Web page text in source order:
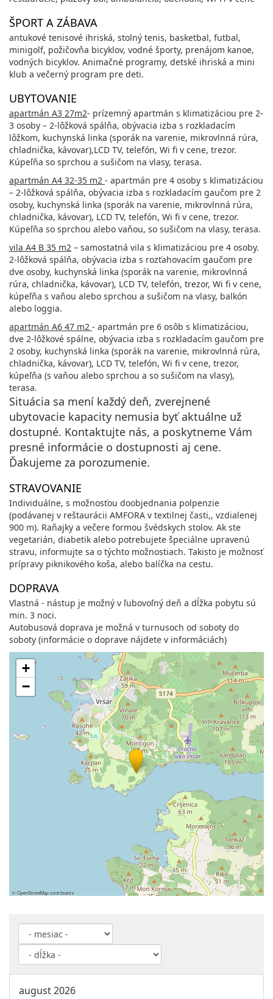
ŠPORT A ZÁBAVA
antukové tenisové ihriská, stolný tenis, basketbal, futbal,
minigolf, požičovňa bicyklov, vodné športy, prenájom kanoe,
vodných bicyklov. Animačné programy, detské ihriská a mini
klub a večerný program pre deti.
UBYTOVANIE
apartmán A3 27m2- prízemný apartmán s klimatizáciou pre 2-
3 osoby – 2-lôžková spálňa, obývacia izba s rozkladacím
lôžkom, kuchynská linka (sporák na varenie, mikrovlnná rúra,
chladnička, kávovar),LCD TV, telefón, Wi fi v cene, trezor.
Kúpeľňa so sprchou a sušičom na vlasy, terasa.
apartmán A4 32-35 m2 - apartmán pre 4 osoby s klimatizáciou
– 2-lôžková spálňa, obývacia izba s rozkladacím gaučom pre 2
osoby, kuchynská linka (sporák na varenie, mikrovlnná rúra,
chladnička, kávovar), LCD TV, telefón, Wi fi v cene, trezor.
Kúpeľňa so sprchou alebo vaňou, so sušičom na vlasy, terasa.
vila A4 B 35 m2 – samostatná vila s klimatizáciou pre 4 osoby.
2-lôžková spálňa, obývacia izba s rozťahovacím gaučom pre
dve osoby, kuchynská linka (sporák na varenie, mikrovlnná
rúra, chladnička, kávovar), LCD TV, telefón, trezor, Wi fi v cene,
kúpeľňa s vaňou alebo sprchou a sušičom na vlasy, balkón
alebo loggia.
apartmán A6 47 m2 - apartmán pre 6 osôb s klimatizáciou,
dve 2-lôžkové spálne, obývacia izba s rozkladacím gaučom pre
2 osoby, kuchynská linka (sporák na varenie, mikrovlnná rúra,
chladnička, kávovar), LCD TV, telefón, Wi fi v cene, trezor,
kúpeľňa (s vaňou alebo sprchou a so sušičom na vlasy),
terasa.
Situácia sa mení každý deň, zverejnené
ubytovacie kapacity nemusia byť aktuálne už
dostupné. Kontaktujte nás, a poskytneme Vám
presné informácie o dostupnosti aj cene.
Ďakujeme za porozumenie.
STRAVOVANIE
Individuálne, s možnosťou doobjednania polpenzie
(podávanej v reštaurácii AMFORA v textilnej časti,, vzdialenej
900 m). Raňajky a večere formou švédskych stolov. Ak ste
vegetarián, diabetik alebo potrebujete špeciálne upravenú
stravu, informujte sa o týchto možnostiach. Takisto je možnosť
prípravy piknikového koša, alebo balíčka na cestu.
DOPRAVA
Vlastná - nástup je možný v ľubovoľný deň a dĺžka pobytu sú
min. 3 noci.
Autobusová doprava je možná v turnusoch od soboty do
soboty (informácie o doprave nájdete v informáciách)
+
−
©OpenStreetMapcontributors
august 2026